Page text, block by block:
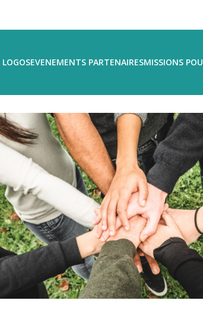
EVENEMENTS PARTENAIRESMISSIONS